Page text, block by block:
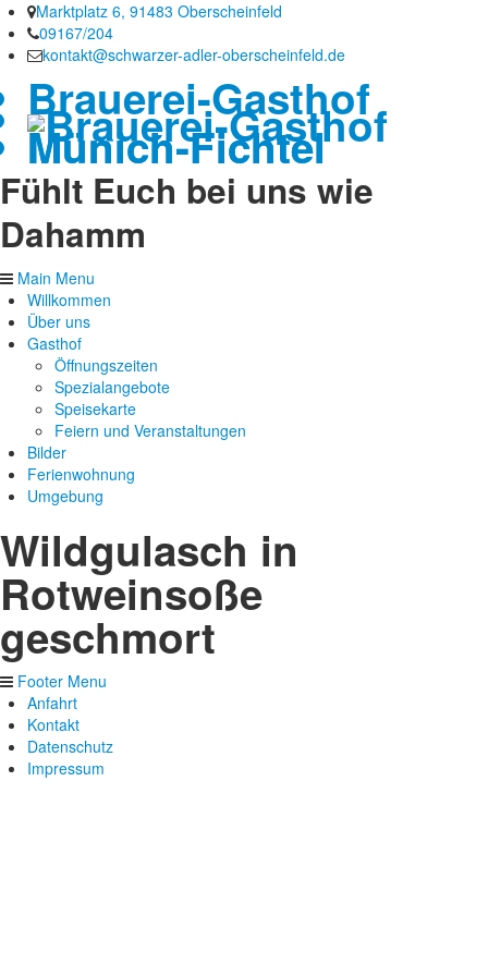
Marktplatz 6, 91483 Oberscheinfeld
09167/204
kontakt@schwarzer-adler-oberscheinfeld.de
Brauerei-Gasthof
Münich-Fichtel
Fühlt Euch bei uns wie
Dahamm
Main Menu
Willkommen
Über uns
Gasthof
Öffnungszeiten
Spezialangebote
Speisekarte
Feiern und Veranstaltungen
Bilder
Ferienwohnung
Umgebung
Wildgulasch in
Rotweinsoße
geschmort
Footer Menu
Anfahrt
Kontakt
Datenschutz
Impressum